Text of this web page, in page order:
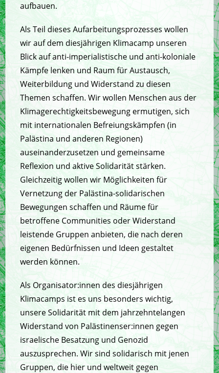
aufbauen.
Als Teil dieses Aufarbeitungsprozesses wollen
wir auf dem diesjährigen Klimacamp unseren
Blick auf anti-imperialistische und anti-koloniale
Kämpfe lenken und Raum für Austausch,
Weiterbildung und Widerstand zu diesen
Themen schaffen. Wir wollen Menschen aus der
Klimagerechtigkeitsbewegung ermutigen, sich
mit internationalen Befreiungskämpfen (in
Palästina und anderen Regionen)
auseinanderzusetzen und gemeinsame
Reflexion und aktive Solidarität stärken.
Gleichzeitig wollen wir Möglichkeiten für
Vernetzung der Palästina-solidarischen
Bewegungen schaffen und Räume für
betroffene Communities oder Widerstand
leistende Gruppen anbieten, die nach deren
eigenen Bedürfnissen und Ideen gestaltet
werden können.
Als Organisator:innen des diesjährigen
Klimacamps ist es uns besonders wichtig,
unsere Solidarität mit dem jahrzehntelangen
Widerstand von Palästinenser:innen gegen
israelische Besatzung und Genozid
auszusprechen. Wir sind solidarisch mit jenen
Gruppen, die hier und weltweit gegen